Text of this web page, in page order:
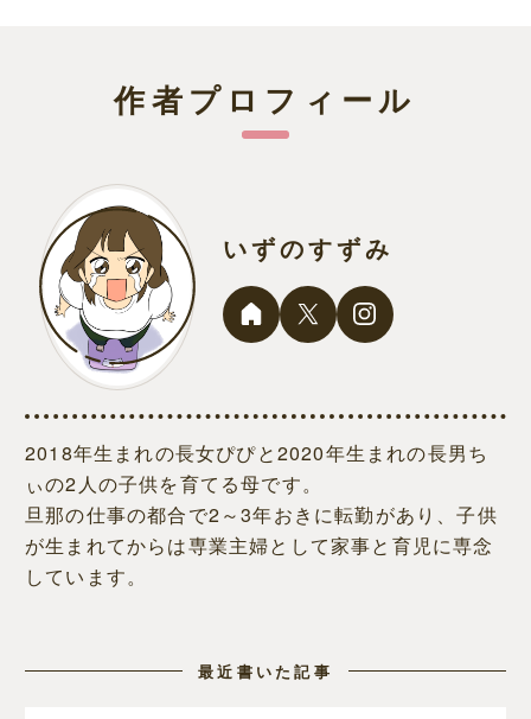
作者プロフィール
いずのすずみ
2018年生まれの長女ぴぴと2020年生まれの長男ち
ぃの2人の子供を育てる母です。
旦那の仕事の都合で2～3年おきに転勤があり、子供
が生まれてからは専業主婦として家事と育児に専念
しています。
最近書いた記事